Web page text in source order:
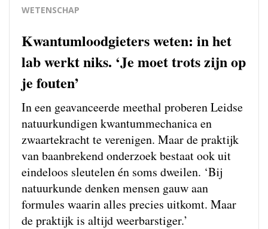
WETENSCHAP
Kwantumloodgieters weten: in het
lab werkt niks. ‘Je moet trots zijn op
je fouten’
In een geavanceerde meethal proberen Leidse
natuurkundigen kwantum­mechanica en
zwaartekracht te verenigen. Maar de praktijk
van baanbrekend onderzoek bestaat ook uit
eindeloos sleutelen én soms dweilen. ‘Bij
natuurkunde denken mensen gauw aan
formules waarin alles precies uitkomt. Maar
de praktijk is altijd weerbarstiger.’